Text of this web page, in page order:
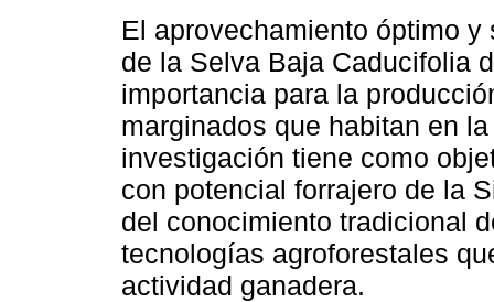
El aprovechamiento óptimo
de la Selva Baja Caducifolia
importancia para la
marginados que habitan en
investigación tiene como
con potencial forrajero de la
del conocimiento tradicional
tecnologías agroforestales
actividad ganadera.